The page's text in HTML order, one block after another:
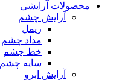
محصولات آرایشی
آرایش چشم
ریمل
مداد چشم
خط چشم
سایه چشم
آرایش ابرو